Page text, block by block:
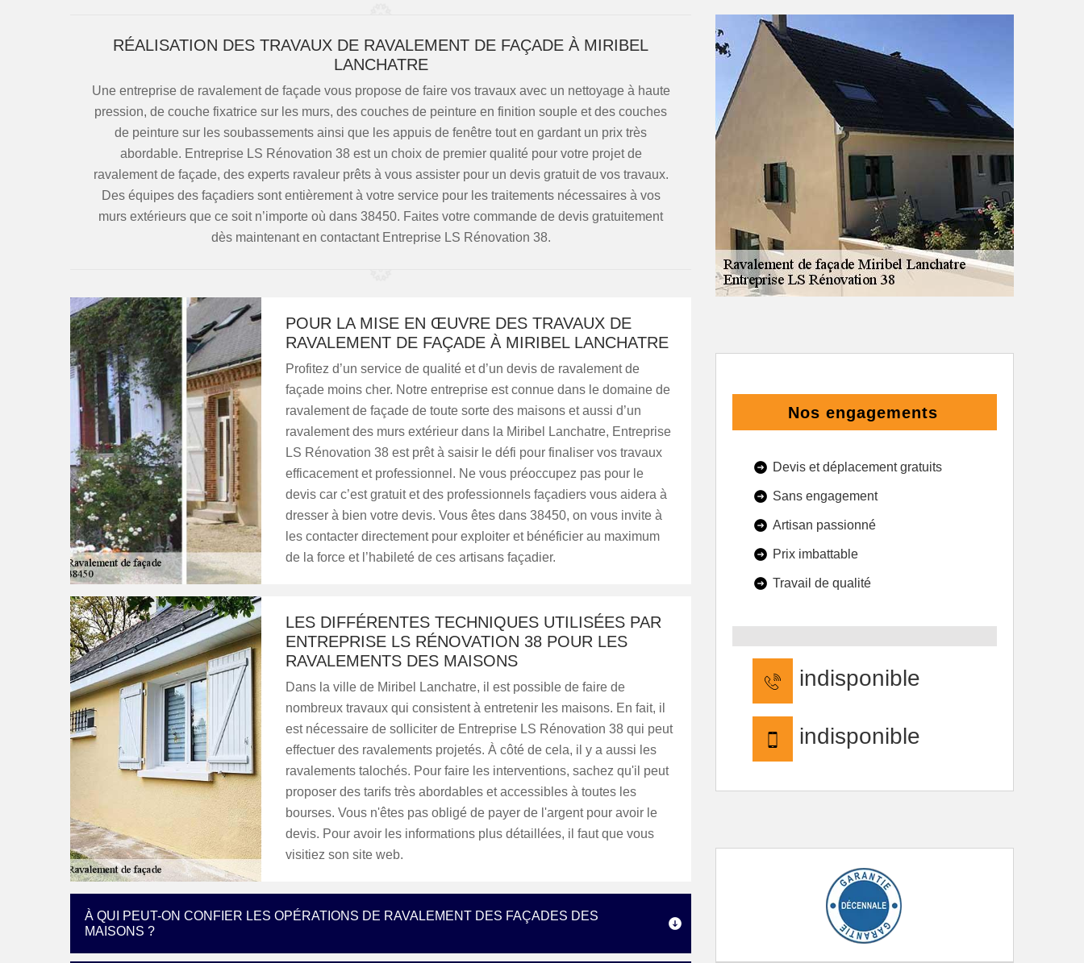
RÉALISATION DES TRAVAUX DE RAVALEMENT DE FAÇADE À MIRIBEL
LANCHATRE
Une entreprise de ravalement de façade vous propose de faire vos travaux avec un nettoyage à haute
pression, de couche fixatrice sur les murs, des couches de peinture en finition souple et des couches
de peinture sur les soubassements ainsi que les appuis de fenêtre tout en gardant un prix très
abordable. Entreprise LS Rénovation 38 est un choix de premier qualité pour votre projet de
ravalement de façade, des experts ravaleur prêts à vous assister pour un devis gratuit de vos travaux.
Des équipes des façadiers sont entièrement à votre service pour les traitements nécessaires à vos
murs extérieurs que ce soit n’importe où dans 38450. Faites votre commande de devis gratuitement
dès maintenant en contactant Entreprise LS Rénovation 38.
POUR LA MISE EN ŒUVRE DES TRAVAUX DE
RAVALEMENT DE FAÇADE À MIRIBEL LANCHATRE
Profitez d’un service de qualité et d’un devis de ravalement de
façade moins cher. Notre entreprise est connue dans le domaine de
ravalement de façade de toute sorte des maisons et aussi d’un
ravalement des murs extérieur dans la Miribel Lanchatre, Entreprise
LS Rénovation 38 est prêt à saisir le défi pour finaliser vos travaux
efficacement et professionnel. Ne vous préoccupez pas pour le
devis car c’est gratuit et des professionnels façadiers vous aidera à
dresser à bien votre devis. Vous êtes dans 38450, on vous invite à
les contacter directement pour exploiter et bénéficier au maximum
de la force et l’habileté de ces artisans façadier.
LES DIFFÉRENTES TECHNIQUES UTILISÉES PAR
ENTREPRISE LS RÉNOVATION 38 POUR LES
RAVALEMENTS DES MAISONS
Dans la ville de Miribel Lanchatre, il est possible de faire de
nombreux travaux qui consistent à entretenir les maisons. En fait, il
est nécessaire de solliciter de Entreprise LS Rénovation 38 qui peut
effectuer des ravalements projetés. À côté de cela, il y a aussi les
ravalements talochés. Pour faire les interventions, sachez qu'il peut
proposer des tarifs très abordables et accessibles à toutes les
bourses. Vous n'êtes pas obligé de payer de l'argent pour avoir le
devis. Pour avoir les informations plus détaillées, il faut que vous
visitiez son site web.
À QUI PEUT-ON CONFIER LES OPÉRATIONS DE RAVALEMENT DES FAÇADES DES
MAISONS ?
Nos engagements
Devis et déplacement gratuits
Sans engagement
Artisan passionné
Prix imbattable
Travail de qualité
indisponible
indisponible